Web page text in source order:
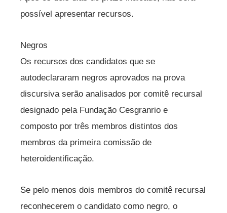
possível apresentar recursos.
Negros
Os recursos dos candidatos que se
autodeclararam negros aprovados na prova
discursiva serão analisados por comitê recursal
designado pela Fundação Cesgranrio e
composto por três membros distintos dos
membros da primeira comissão de
heteroidentificação.
Se pelo menos dois membros do comitê recursal
reconhecerem o candidato como negro, o